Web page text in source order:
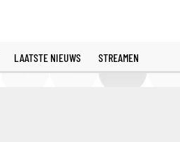
LAATSTE NIEUWS STREAMEN